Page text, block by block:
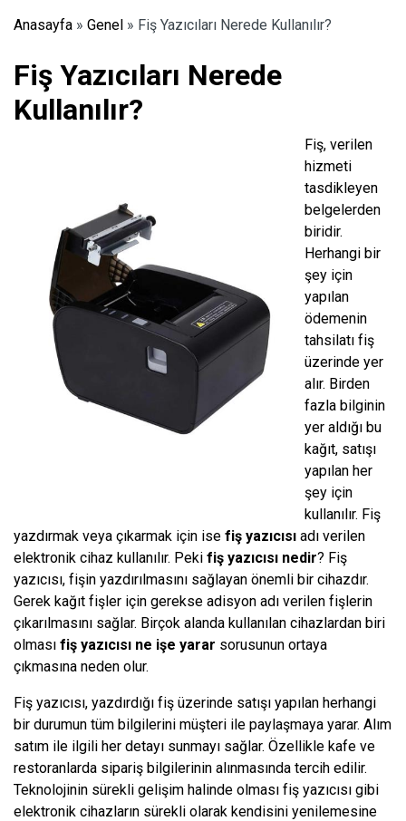
Anasayfa » Genel » Fiş Yazıcıları Nerede Kullanılır?
Fiş Yazıcıları Nerede
Kullanılır?
Fiş, verilen
hizmeti
tasdikleyen
belgelerden
biridir.
Herhangi bir
şey için
yapılan
ödemenin
tahsilatı fiş
üzerinde yer
alır. Birden
fazla bilginin
yer aldığı bu
kağıt, satışı
yapılan her
şey için
kullanılır. Fiş
yazdırmak veya çıkarmak için ise fiş yazıcısı adı verilen
elektronik cihaz kullanılır. Peki fiş yazıcısı nedir? Fiş
yazıcısı, fişin yazdırılmasını sağlayan önemli bir cihazdır.
Gerek kağıt fişler için gerekse adisyon adı verilen fişlerin
çıkarılmasını sağlar. Birçok alanda kullanılan cihazlardan biri
olması fiş yazıcısı ne işe yarar sorusunun ortaya
çıkmasına neden olur.
Fiş yazıcısı, yazdırdığı fiş üzerinde satışı yapılan herhangi
bir durumun tüm bilgilerini müşteri ile paylaşmaya yarar. Alım
satım ile ilgili her detayı sunmayı sağlar. Özellikle kafe ve
restoranlarda sipariş bilgilerinin alınmasında tercih edilir.
Teknolojinin sürekli gelişim halinde olması fiş yazıcısı gibi
elektronik cihazların sürekli olarak kendisini yenilemesine